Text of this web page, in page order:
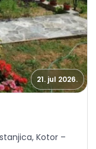
21. jul 2026.
Kotor –